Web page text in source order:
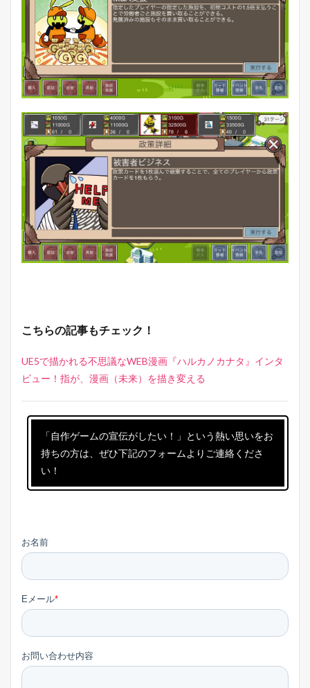
こちらの記事もチェック！
UE5で描かれる不思議なWEB漫画『ハルカノカナタ』インタ
ビュー！指が、漫画（未来）を描き変える
「自作ゲームの宣伝がしたい！」という熱い思いをお
持ちの方は、ぜひ下記のフォームよりご連絡くださ
い！